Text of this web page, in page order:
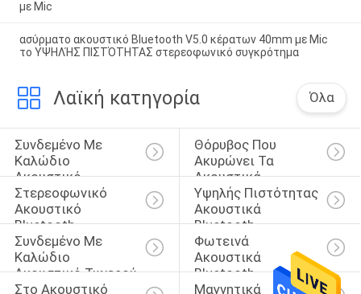
με Mic
ασύρματο ακουστικό Bluetooth V5.0 κέρατων 40mm με Mic
το ΥΨΗΛΉΣ ΠΙΣΤΌΤΗΤΑΣ στερεοφωνικό συγκρότημα
Λαϊκή κατηγορία Όλα
Συνδεμένο Με
Καλώδιο
Ακουστικό
Bluetooth
Θόρυβος Που
Ακυρώνει Τα
Ακουστικά
Bluetooth
Στερεοφωνικό
Ακουστικό
Bluetooth
Υψηλής Πιστότητας
Ακουστικά
Bluetooth
Συνδεμένο Με
Καλώδιο
Ακουστικό Τυχερού
Παιχνιδιού
Φωτεινά
Ακουστικά
Bluetooth
Στο Ακουστικό
Μαγνητικά